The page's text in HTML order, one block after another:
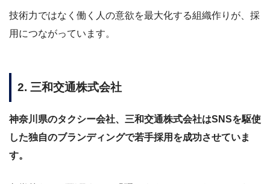
技術力ではなく働く人の意欲を最大化する組織作りが、採
用につながっています。
2. 三和交通株式会社
神奈川県のタクシー会社、三和交通株式会社はSNSを駆使
した独自のブランディングで若手採用を成功させていま
す。